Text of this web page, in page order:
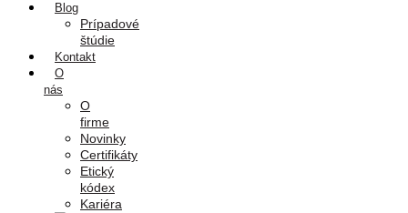
Blog
Prípadové
štúdie
Kontakt
O
nás
O
firme
Novinky
Certifikáty
Etický
kódex
Kariéra